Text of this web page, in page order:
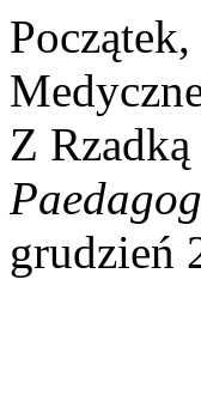
Z
grudzień